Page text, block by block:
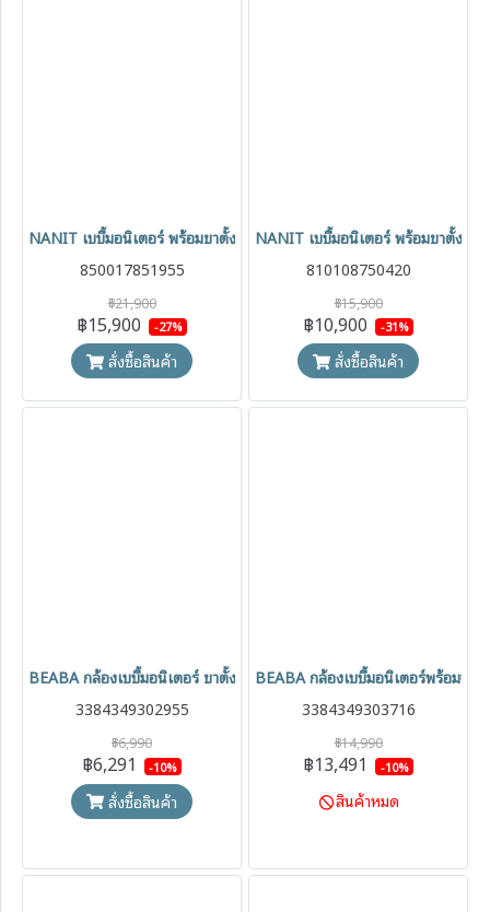
NANIT เบบี้มอนิเตอร์ พร้อมขาตั้งกล้องแบบตั้งพื้น Pro Camera Floor
850017851955
฿21,900
฿15,900 -27%
สั่งซื้อสินค้า
NANIT เบบี้มอนิเตอร์ พร้อมขาตั้งก
810108750420
฿15,900
฿10,900 -31%
สั่งซื้อสินค้า
BEABA กล้องเบบี้มอนิเตอร์ ขาตั้งซิลิโคน เชื่อมต่อผ่าน Wi-fi รุ่น Video
3384349302955
฿6,990
฿6,291 -10%
สั่งซื้อสินค้า
BEABA กล้องเบบี้มอนิเตอร์พร้อมจ
3384349303716
฿14,990
฿13,491 -10%
สินค้าหมด